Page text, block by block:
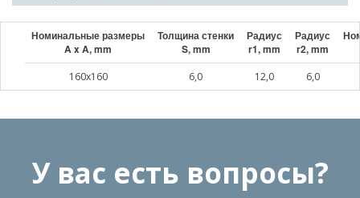
Номинальные размеры
A x A, mm
Толщина стенки
S, mm
Радиус
r1, mm
Радиус
r2, mm
160x160 6,0 12,0 6,0
У вас есть вопросы?